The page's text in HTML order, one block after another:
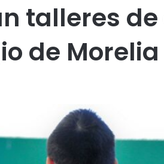
talleres
de Morelia